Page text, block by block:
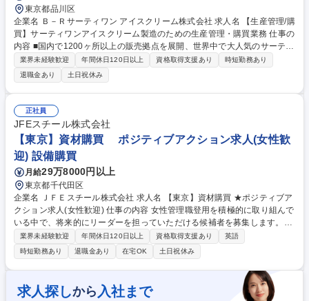
東京都品川区
企業名 Ｂ－Ｒサーティワン アイスクリーム株式会社 求人名 【生産管理/購
買】サーティワンアイスクリーム製造のための生産管理・購買業務 仕事の
内容 ■国内で1200ヶ所以上の販売拠点を展開、世界中で大人気のサーティ
ワンアイスクリームを作るための原材料（乳・糖・添加物など）や 店舗で
使用する包材や食材の管理部署で業務に携わっていただきます。 ■ 主な業
務は以下の通りです。 ・販売計画に基づく生産計画立案・在庫管理 ・自
社工場（富士小山・神戸三木）や協力工場間の調整 ・原料・資材の購買調
達、納期管理（輸入含む） ・購買コスト管理 ・サプライヤー管理 募集職
種 【生産管理/購買】サーティワンアイスクリーム製造のための生産管
理・購買業務
業界未経験歓迎 年間休日120日以上 資格取得支援あり
時短勤務あり
退職金あり
土日祝休み
正社員
JFEスチール株式会社
【東京】資材購買 ポジティブアクション求人(女性歓
迎) 設備購買
月給29万8000円以上
東京都千代田区
企業名 ＪＦＥスチール株式会社 求人名 【東京】資材購買 ★ポジティブア
クション求人(女性歓迎) 仕事の内容 女性管理職登用を積極的に取り組んで
いる中で、将来的にリーダーを担っていただける候補者を募集します。主
に鉄鋼製品の生産に必要な資材品や生産設備の機械、制御装置、工事の購
買業務をお任せいたします。 ■購買を行う際の取引先に対する窓口とな
り、主に契約に関わる業務（見積照会先の選定、見積照会、折衝、契約）
を行い、生産活動に必要となる資機材や工事の調達を実施いただきます。
※当社の一般的な購買フローについては以下をご覧ください。 https://ww
w.jfe-steel.co.jp/company/purchase_policy/flow.html 募集職種 【東京】資
業界未経験歓迎 年間休日120日以上 資格取得支援あり
英語
時短勤務あり
退職金あり 在宅OK 土日祝休み
求人探しから 入社まで